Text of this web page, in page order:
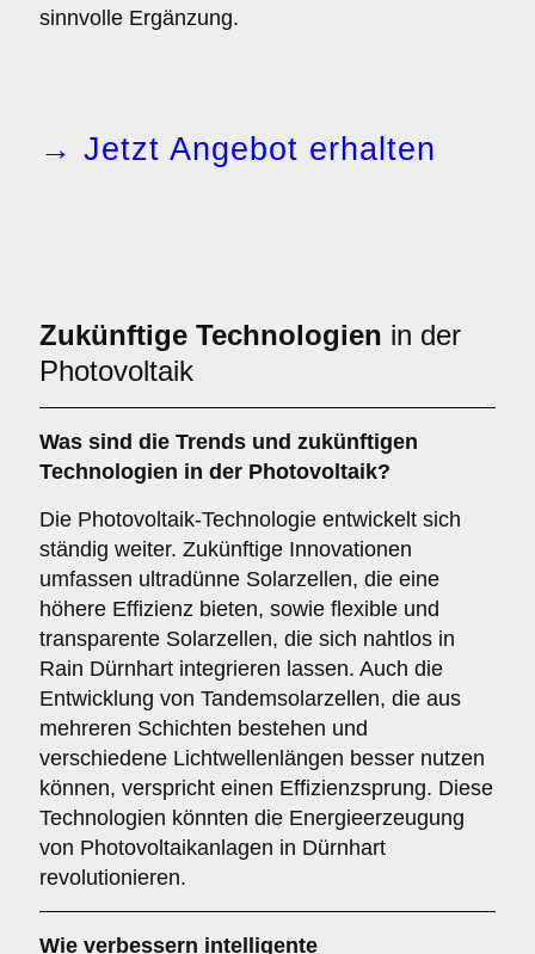
sinnvolle Ergänzung.
→ Jetzt Angebot erhalten
Zukünftige Technologien in der
Photovoltaik
Was sind die Trends und zukünftigen
Technologien in der Photovoltaik?
Die Photovoltaik-Technologie entwickelt sich
ständig weiter. Zukünftige Innovationen
umfassen ultradünne Solarzellen, die eine
höhere Effizienz bieten, sowie flexible und
transparente Solarzellen, die sich nahtlos in
Rain Dürnhart integrieren lassen. Auch die
Entwicklung von Tandemsolarzellen, die aus
mehreren Schichten bestehen und
verschiedene Lichtwellenlängen besser nutzen
können, verspricht einen Effizienzsprung. Diese
Technologien könnten die Energieerzeugung
von Photovoltaikanlagen in Dürnhart
revolutionieren.
Wie verbessern intelligente